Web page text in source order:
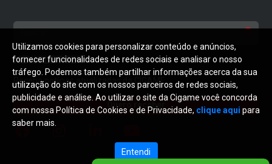
NEWSLETTER
Receba notícias atualizadas da CIGAME
Quero receber
Utilizamos cookies para personalizar conteúdo e anúncios,
fornecer funcionalidades de redes sociais e analisar o nosso
tráfego. Podemos também partilhar informações acerca da sua
utilização do site com os nossos parceiros de redes sociais,
publicidade e análise. Ao utilizar o site da Cigame você concorda
com nossa Política de Cookies e de Privacidade, clique aqui para
saber mais.
Entendi